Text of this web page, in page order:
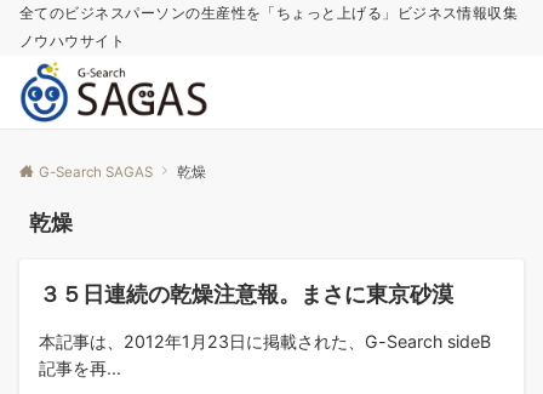
全てのビジネスパーソンの生産性を「ちょっと上げる」ビジネス情報収集
ノウハウサイト
G-Search SAGAS 乾燥
乾燥
３５日連続の乾燥注意報。まさに東京砂漠
本記事は、2012年1月23日に掲載された、G-Search sideB
記事を再...